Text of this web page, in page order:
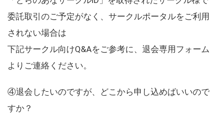
委託取引のご予定がなく、サークルポータルをご利用
されない場合は
下記サークル向けQ&Aをご参考に、退会専用フォーム
よりご連絡ください。
④退会したいのですが、どこから申し込めばいいので
すか？